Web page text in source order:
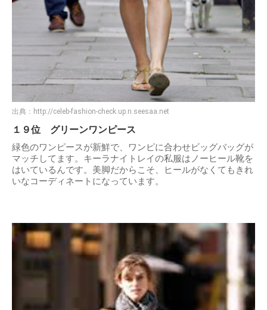
出典： http://celeb-fashion-check.up.n.seesaa.net
１９位 グリーンワンピース
緑色のワンピースが新鮮で、ワンピに合わせビッグバッグが
マッチしてます。キーラナイトレイの私服はノーヒール靴を
はいているんです。美脚だからこそ、ヒールがなくてもきれ
いなコーディネートになっています。